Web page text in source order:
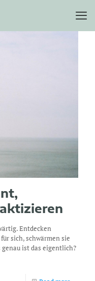
Entdecken
sich, schwärmen sie
genau ist das eigentlich?